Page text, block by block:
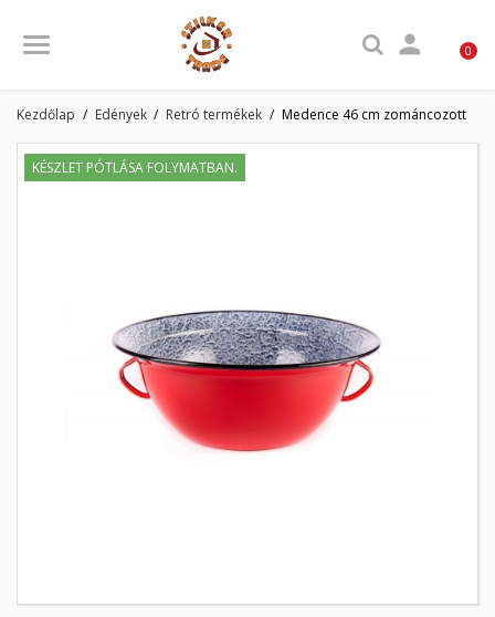
 0
Kezdőlap Edények Retró termékek Medence 46 cm zománcozott
KÉSZLET PÓTLÁSA FOLYMATBAN.